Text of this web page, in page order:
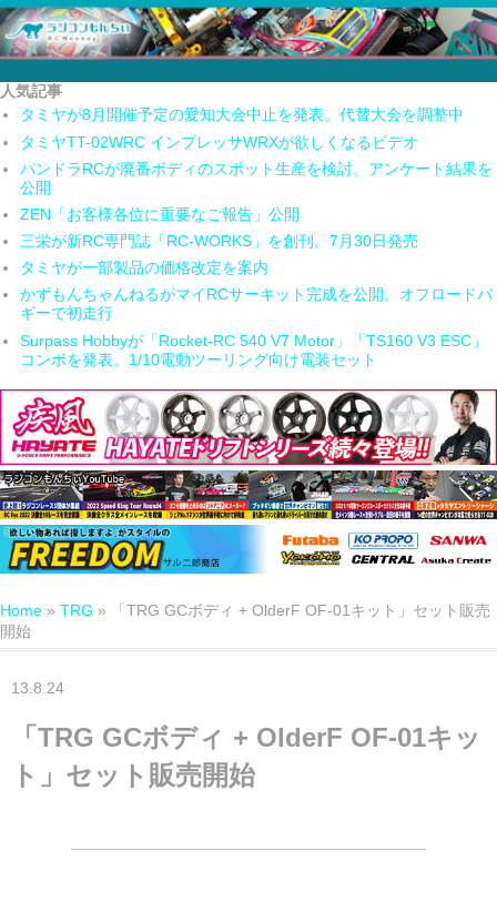
人気記事
タミヤが8月開催予定の愛知大会中止を発表。代替大会を調整中
タミヤTT-02WRC インプレッサWRXが欲しくなるビデオ
パンドラRCが廃番ボディのスポット生産を検討。アンケート結果を
公開
ZEN「お客様各位に重要なご報告」公開
三栄が新RC専門誌「RC-WORKS」を創刊。7月30日発売
タミヤが一部製品の価格改定を案内
かずもんちゃんねるがマイRCサーキット完成を公開。オフロードバ
ギーで初走行
Surpass Hobbyが「Rocket-RC 540 V7 Motor」「TS160 V3 ESC」
コンボを発表。1/10電動ツーリング向け電装セット
Home » TRG »
「TRG GCボディ + OlderF OF-01キット」セット販売
開始
13.8.24
「TRG GCボディ + OlderF OF-01キッ
ト」セット販売開始